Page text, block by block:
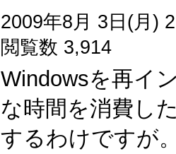
2009年8月 3日(月)
閲覧数 3,914
Windowsを再イ
な時間を消費し
するわけですが